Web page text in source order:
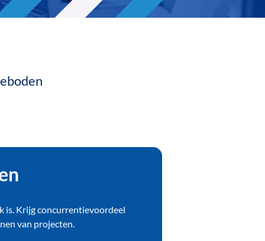
is. Krijg concurrentievoordeel
van projecten.